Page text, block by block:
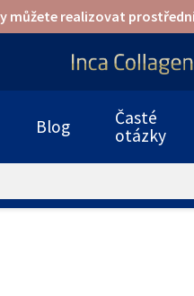
můžete realizovat
Blog
Časté
otázky